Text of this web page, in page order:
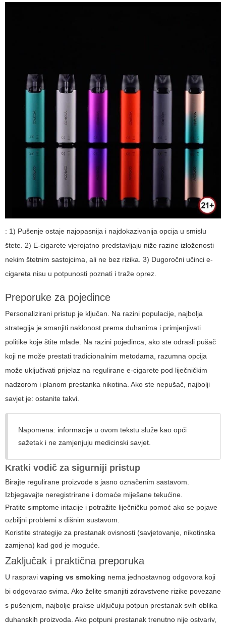
: 1) Pušenje ostaje najopasnija i najdokazivanija opcija u smislu
štete. 2) E-cigarete vjerojatno predstavljaju niže razine izloženosti
nekim štetnim sastojcima, ali ne bez rizika. 3) Dugoročni učinci e-
cigareta nisu u potpunosti poznati i traže oprez.
Preporuke za pojedince
Personalizirani pristup je ključan. Na razini populacije, najbolja
strategija je smanjiti naklonost prema duhanima i primjenjivati
politike koje štite mlade. Na razini pojedinca, ako ste odrasli pušač
koji ne može prestati tradicionalnim metodama, razumna opcija
može uključivati prijelaz na regulirane e-cigarete pod liječničkim
nadzorom i planom prestanka nikotina. Ako ste nepušač, najbolji
savjet je: ostanite takvi.
Napomena: informacije u ovom tekstu služe kao opći
sažetak i ne zamjenjuju medicinski savjet.
Kratki vodič za sigurniji pristup
Birajte regulirane proizvode s jasno označenim sastavom.
Izbjegavajte neregistrirane i domaće miješane tekućine.
Pratite simptome iritacije i potražite liječničku pomoć ako se pojave
ozbiljni problemi s dišnim sustavom.
Koristite strategije za prestanak ovisnosti (savjetovanje, nikotinska
zamjena) kad god je moguće.
Zaključak i praktična preporuka
U raspravi vaping vs smoking nema jednostavnog odgovora koji
bi odgovarao svima. Ako želite smanjiti zdravstvene rizike povezane
s pušenjem, najbolje prakse uključuju potpun prestanak svih oblika
duhanskih proizvoda. Ako potpuni prestanak trenutno nije ostvariv,